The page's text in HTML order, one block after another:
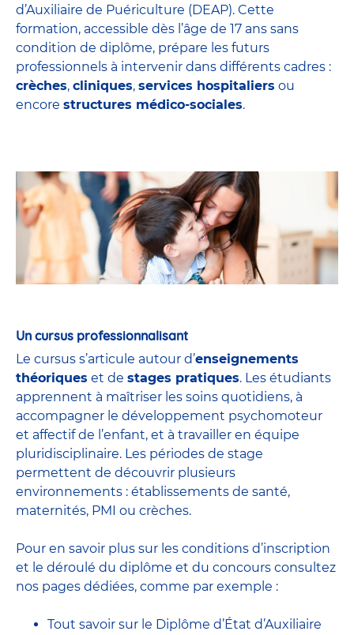
d’Auxiliaire de Puériculture (DEAP). Cette
formation, accessible dès l’âge de 17 ans sans
condition de diplôme, prépare les futurs
professionnels à intervenir dans différents cadres :
crèches, cliniques, services hospitaliers ou
encore structures médico-sociales.
Un cursus professionnalisant
Le cursus s’articule autour d’enseignements
théoriques et de stages pratiques. Les étudiants
apprennent à maîtriser les soins quotidiens, à
accompagner le développement psychomoteur
et affectif de l’enfant, et à travailler en équipe
pluridisciplinaire. Les périodes de stage
permettent de découvrir plusieurs
environnements : établissements de santé,
maternités, PMI ou crèches.
Pour en savoir plus sur les conditions d’inscription
et le déroulé du diplôme et du concours consultez
nos pages dédiées, comme par exemple :
Tout savoir sur le Diplôme d’État d’Auxiliaire